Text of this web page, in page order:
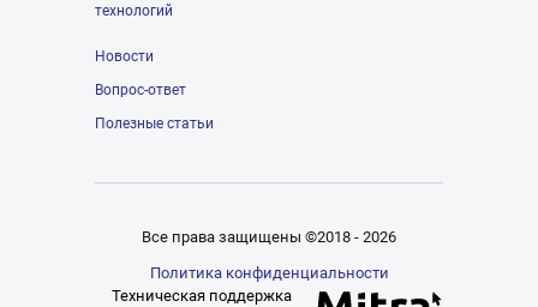
технологий
Новости
Вопрос-ответ
Полезные статьи
Все права защищены ©2018 - 2026
Политика конфиденциальности
Техническая поддержка